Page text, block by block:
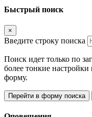
Быстрый поиск
×
Введите строку поиска
Поиск идет только по
более тонкие
форму.
Перейти в форму поиска